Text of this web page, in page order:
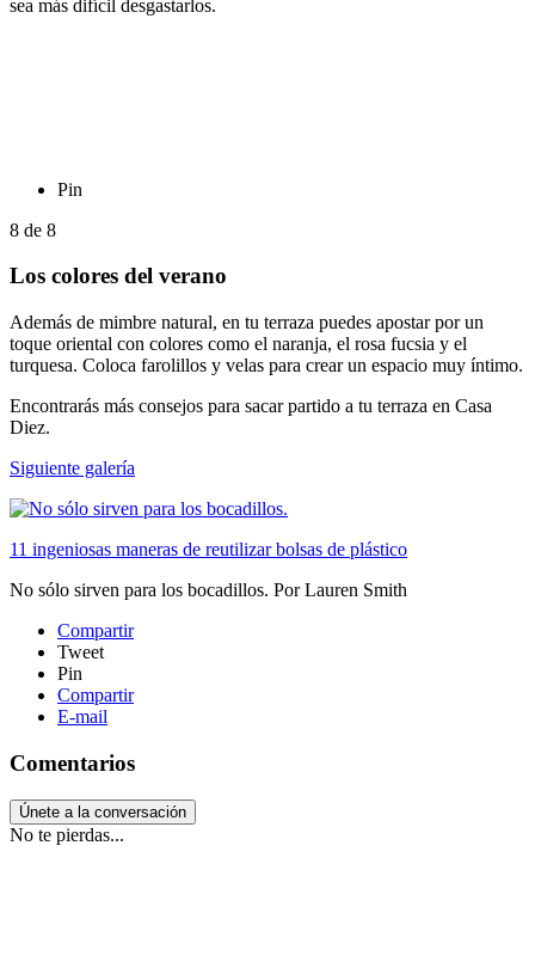
sea más difícil desgastarlos.
Pin
8 de 8
Los colores del verano
Además de mimbre natural, en tu terraza puedes apostar por un
toque oriental con colores como el naranja, el rosa fucsia y el
turquesa. Coloca farolillos y velas para crear un espacio muy íntimo.
Encontrarás más consejos para sacar partido a tu terraza en Casa
Diez.
Siguiente galería
11 ingeniosas maneras de reutilizar bolsas de plástico
No sólo sirven para los bocadillos. PorLauren Smith
Compartir
Tweet
Pin
Compartir
E-mail
Comentarios
Únete a la conversación
No te pierdas...